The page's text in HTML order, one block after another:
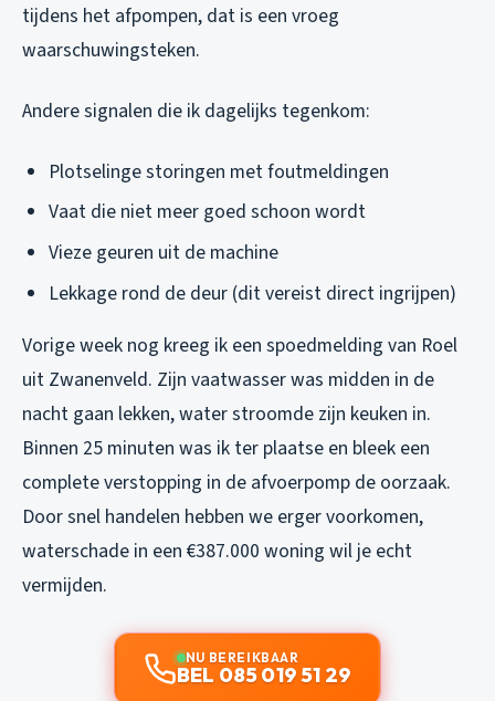
tijdens het afpompen, dat is een vroeg
waarschuwingsteken.
Andere signalen die ik dagelijks tegenkom:
Plotselinge storingen met foutmeldingen
Vaat die niet meer goed schoon wordt
Vieze geuren uit de machine
Lekkage rond de deur (dit vereist direct ingrijpen)
Vorige week nog kreeg ik een spoedmelding van Roel
uit Zwanenveld. Zijn vaatwasser was midden in de
nacht gaan lekken, water stroomde zijn keuken in.
Binnen 25 minuten was ik ter plaatse en bleek een
complete verstopping in de afvoerpomp de oorzaak.
Door snel handelen hebben we erger voorkomen,
waterschade in een €387.000 woning wil je echt
vermijden.
NU BEREIKBAAR
BEL 085 019 51 29